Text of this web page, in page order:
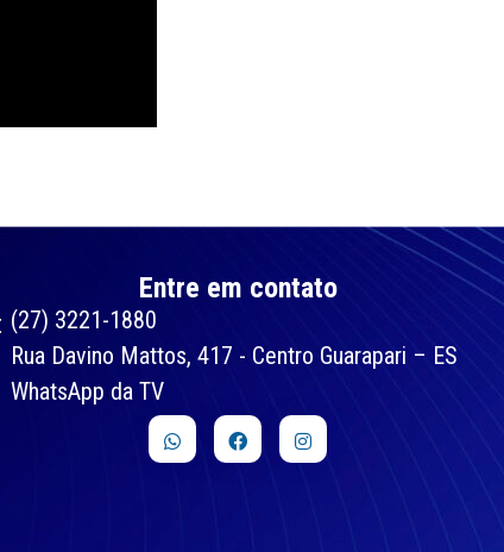
Entre em contato
(27) 3221-1880
Rua Davino Mattos, 417 - Centro Guarapari – ES
WhatsApp da TV